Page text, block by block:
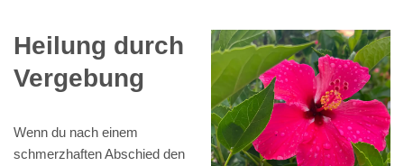
Heilung durch
Vergebung
Wenn du nach einem
schmerzhaften Abschied den